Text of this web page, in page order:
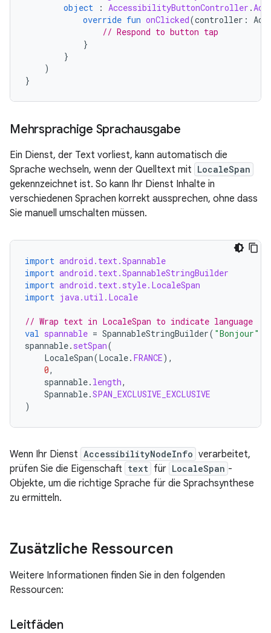
object
: AccessibilityButtonController .
override fun onClicked(controller :
// Respond to button tap
}
}
)
}
Mehrsprachige Sprachausgabe
Ein Dienst, der Text vorliest, kann automatisch die
Sprache wechseln, wenn der Quelltext mit LocaleSpan
gekennzeichnet ist. So kann Ihr Dienst Inhalte in
verschiedenen Sprachen korrekt aussprechen, ohne dass
Sie manuell umschalten müssen.
import android.text.Spannable
import android.text.SpannableStringBuilder
import android.text.style.LocaleSpan
import java.util.Locale
// Wrap text in LocaleSpan to indicate language
val spannable = SpannableStringBuilder( "Bonjour"
spannable. setSpan(
LocaleSpan(Locale. FRANCE),
0,
spannable. length,
Spannable.SPAN_EXCLUSIVE_EXCLUSIVE
)
Wenn Ihr Dienst AccessibilityNodeInfo verarbeitet,
prüfen Sie die Eigenschaft text für LocaleSpan -
Objekte, um die richtige Sprache für die Sprachsynthese
zu ermitteln.
Zusätzliche Ressourcen
Weitere Informationen finden Sie in den folgenden
Ressourcen:
Leitfäden